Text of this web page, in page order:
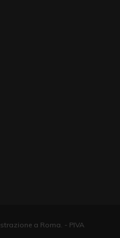
a Roma. - PIVA